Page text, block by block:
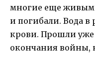
многие еще
и погибали. Вода в
крови. Прошли уже
окончания войны,